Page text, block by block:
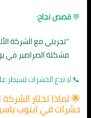
💬قصص نجاح:
“تجربتي مع الشركة
مشكلة الصراصير في
📞 لا تدع الحشرات تسيطر
🌟 لماذا تختار الشركة
حشرات في ابنوب